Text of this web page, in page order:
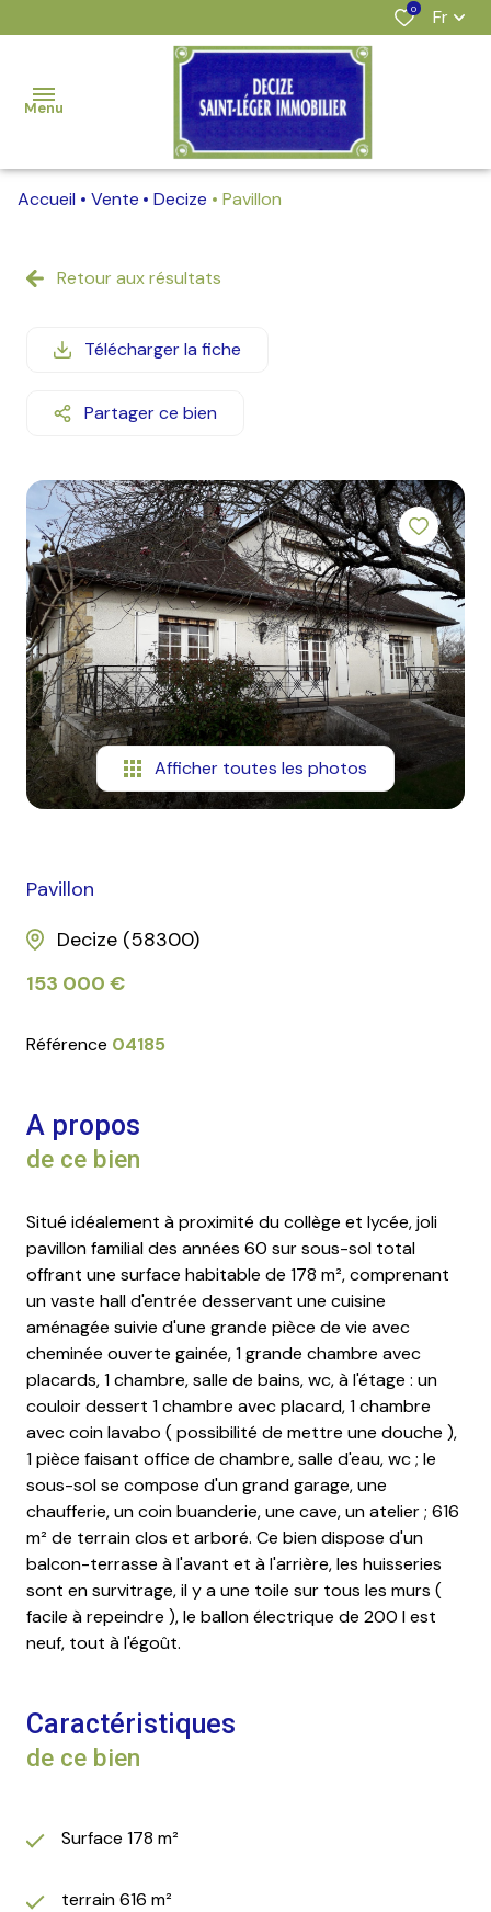
0 Fr
Menu
nos
estimation
mail
contact
Accueil Vente Decize Pavillon
Retour aux résultats
Télécharger la fiche
Partager ce bien
Afficher toutes les photos
Pavillon
Decize (58300)
153 000 €
Référence 04185
A propos
de ce bien
Situé idéalement à proximité du collège et lycée, joli
pavillon familial des années 60 sur sous-sol total
offrant une surface habitable de 178 m², comprenant
un vaste hall d'entrée desservant une cuisine
aménagée suivie d'une grande pièce de vie avec
cheminée ouverte gainée, 1 grande chambre avec
placards, 1 chambre, salle de bains, wc, à l'étage : un
couloir dessert 1 chambre avec placard, 1 chambre
avec coin lavabo ( possibilité de mettre une douche ),
1 pièce faisant office de chambre, salle d'eau, wc ; le
sous-sol se compose d'un grand garage, une
chaufferie, un coin buanderie, une cave, un atelier ; 616
m² de terrain clos et arboré. Ce bien dispose d'un
balcon-terrasse à l'avant et à l'arrière, les huisseries
sont en survitrage, il y a une toile sur tous les murs (
facile à repeindre ), le ballon électrique de 200 l est
neuf, tout à l'égoût.
Caractéristiques
de ce bien
Surface 178 m²
terrain 616 m²